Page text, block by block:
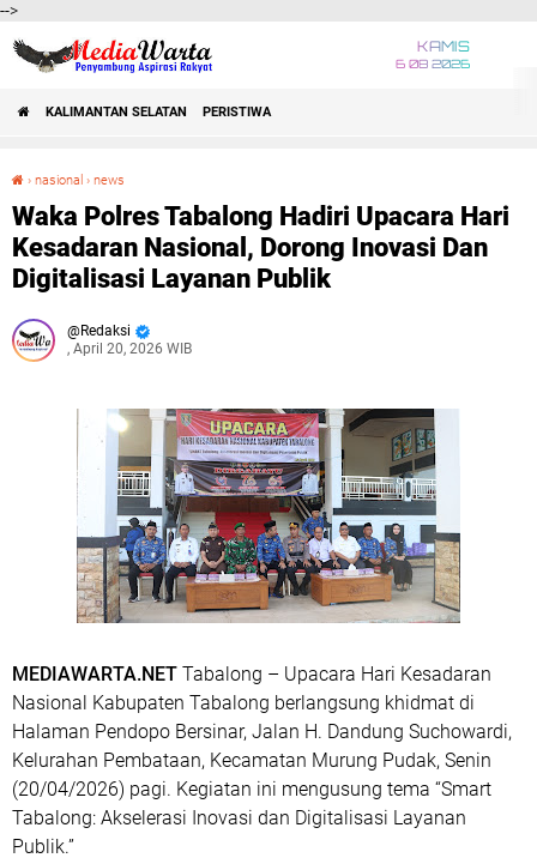
-->
KAMIS
6 08 2026
KALIMANTAN SELATAN PERISTIWA
› nasional › news
Waka Polres Tabalong Hadiri Upacara Hari
Kesadaran Nasional, Dorong Inovasi Dan
Digitalisasi Layanan Publik
Redaksi
, April 20, 2026 WIB
MEDIAWARTA.NET Tabalong – Upacara Hari Kesadaran
Nasional Kabupaten Tabalong berlangsung khidmat di
Halaman Pendopo Bersinar, Jalan H. Dandung Suchowardi,
Kelurahan Pembataan, Kecamatan Murung Pudak, Senin
(20/04/2026) pagi. Kegiatan ini mengusung tema “Smart
Tabalong: Akselerasi Inovasi dan Digitalisasi Layanan
Publik.”